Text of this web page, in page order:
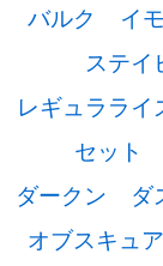
バルク
イ
ステイ
レギュラライ
セット
ダークン
ダ
オブスキュ